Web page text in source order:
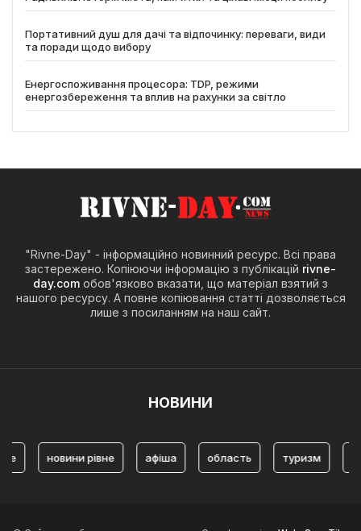
Портативний душ для дачі та відпочинку: переваги, види
та поради щодо вибору
Енергоспоживання процесора: TDP, режими
енергозбереження та вплив на рахунки за світло
"Rivne-Day" - інформаційно новинний ресурс. Всі права
застережено. Копіюючи інформацію з публікацій rivne-
day.com обов'язково вказати, що матеріал взятий з
нашого ресурсу. А повне копіювання статті дозволяється
лише з посиланням на наш сайт.
НОВИНИ
новини рівне афіша область туризм Туризм